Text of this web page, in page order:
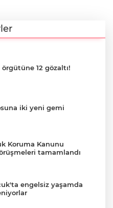
12 gözaltı!
iki yeni gemi
Koruma Kanunu
tamamlandı
engelsiz yaşamda